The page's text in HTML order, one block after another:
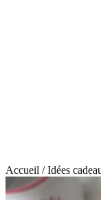
Accueil /Idées